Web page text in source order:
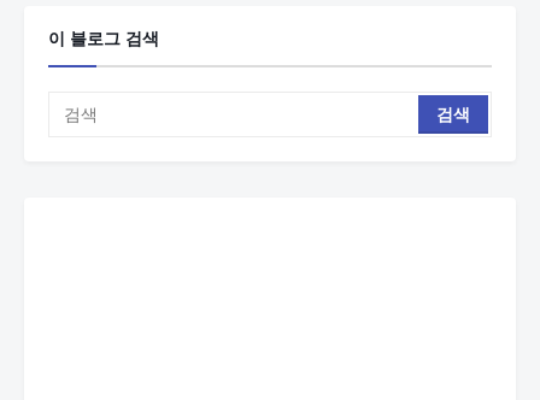
이 블로그 검색